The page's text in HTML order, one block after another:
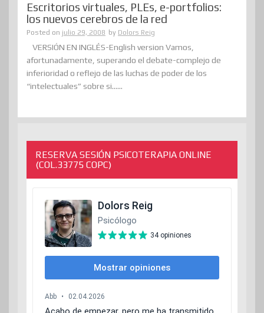
Escritorios virtuales, PLEs, e-portfolios:
los nuevos cerebros de la red
Posted on julio 29, 2008 by Dolors Reig
VERSIÓN EN INGLÉS-English version Vamos,
afortunadamente, superando el debate-complejo de
inferioridad o reflejo de las luchas de poder de los
“intelectuales” sobre si......
RESERVA SESIÓN PSICOTERAPIA ONLINE
(COL.33775 COPC)